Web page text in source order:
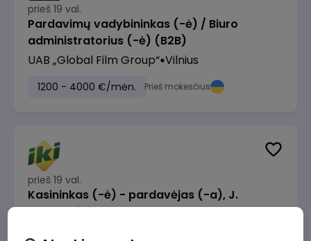
prieš 19 val.
Pardavimų vadybininkas (-ė) / Biuro
administratorius (-ė) (B2B)
UAB „Global Film Group“ Vilnius
1200 - 4000 €/mėn. Prieš mokesčius
prieš 19 val.
Kasininkas (-ė) - pardavėjas (-a), J.
Basanavičiaus g. 6, Jonava